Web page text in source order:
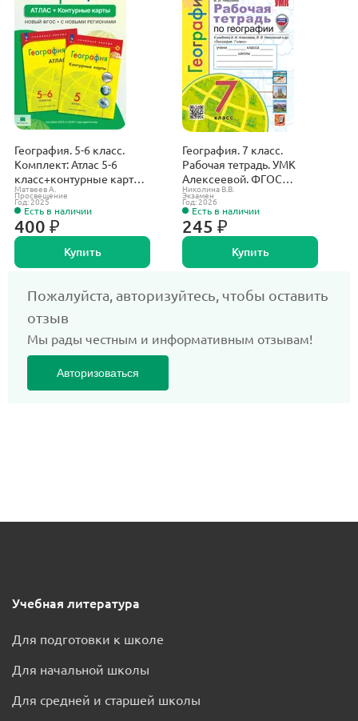
География. 5-6 класс.
Комплект: Атлас 5-6
класс+контурные карты
5 класс. С новыми
регионами РФ. Полярная
звезда.
Матвеев А.
Просвещение
Год: 2025
Есть в наличии
400 ₽
Купить
География. 7 класс.
Рабочая тетрадь. УМК
Алексеевой. ФГОС
новый. (к новому
учебнику). (с новыми
картами).
Николина В.В.
Экзамен
Год: 2026
Есть в наличии
245 ₽
Купить
Пожалуйста, авторизуйтесь, чтобы оставить
отзыв
Мы рады честным и информативным отзывам!
Авторизоваться
Учебная литература
Для подготовки к школе
Для начальной школы
Для средней и старшей школы